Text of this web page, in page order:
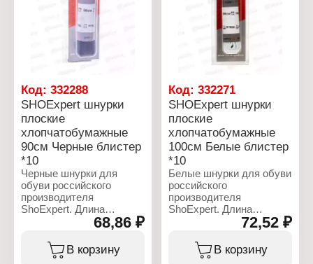
Вариация: плоские
Назначение: для обуви
Длина: 120 см
Упаковка: блистер
Вариация: плоские
Назначение: для обуви
Цвет: белый
Длина: 90 см
Упаковка: блистер
Код: 332288
SHOExpert шнурки
плоские
хлопчатобумажные
90см Черные блистер
*10
Черные шнурки для
обуви российского
производителя
ShoExpert. Длина
шнурков 90 см. Плоские
шнурки используются
для шнуровки
спортивной обуви кед,
68,86 ₽
В корзину
Код:332271
SHOExpert шнурки
плоские
хлопчатобумажные
100см Белые блистер
*10
Белые шнурки для обуви
российского
производителя
ShoExpert. Длина
шнурков 100 см
идеально подходит для
7 - 8 отверстий. Шнурки
применимы для
72,52 ₽
В корзину